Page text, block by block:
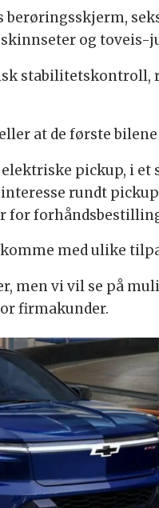
berøringsskjerm,
og
at de første
pickup, i
rundt
for
med ulike
men vi vil se på
firmakunder.